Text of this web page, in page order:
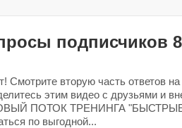
подписчиков
Смотрите вторую часть ответов
этим видео с друзьями и
ПОТОК ТРЕНИНГА
по выгодной...